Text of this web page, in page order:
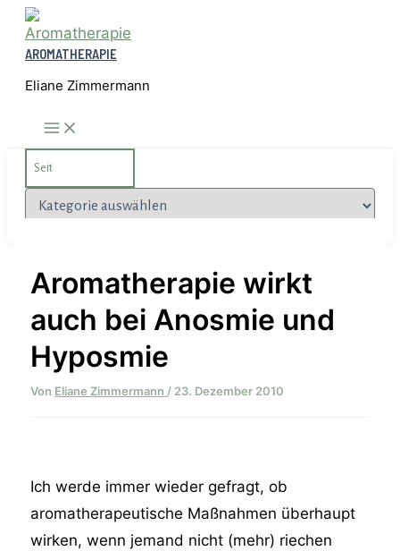
Zum
Inhalt
springen
AROMATHERAPIE
Eliane Zimmermann
for:
Kategorien
Aromatherapie wirkt
auch bei Anosmie und
Hyposmie
Von Eliane Zimmermann/ 23. Dezember 2010
Ich werde immer wieder gefragt, ob
aromatherapeutische Maßnahmen überhaupt
wirken, wenn jemand nicht (mehr) riechen